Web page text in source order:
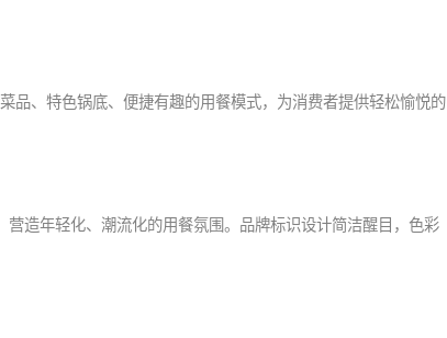
品、特色锅底、便捷有趣的用餐模式，为消费者提供轻松愉悦的
造年轻化、潮流化的用餐氛围。品牌标识设计简洁醒目，色彩